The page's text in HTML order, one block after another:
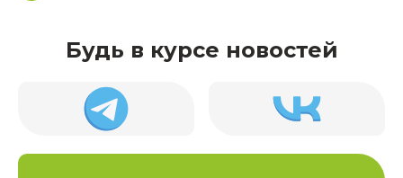
Будь в курсе новостей